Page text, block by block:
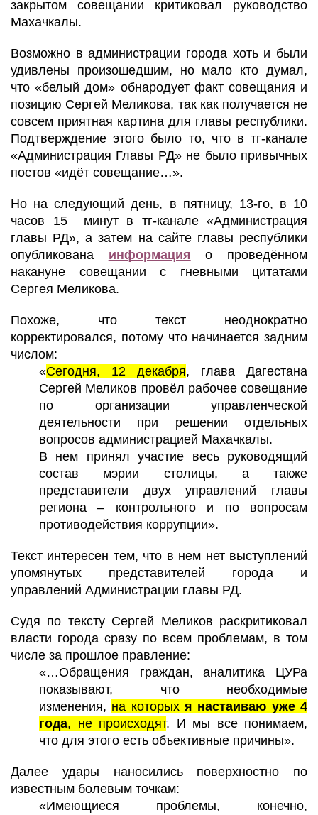
закрытом совещании критиковал руководство
Махачкалы.
Возможно в администрации города хоть и были
удивлены произошедшим, но мало кто думал,
что «белый дом» обнародует факт совещания и
позицию Сергей Меликова, так как получается не
совсем приятная картина для главы республики.
Подтверждение этого было то, что в тг-канале
«Администрация Главы РД» не было привычных
постов «идёт совещание…».
Но на следующий день, в пятницу, 13-го, в 10
часов 15 минут в тг-канале «Администрация
главы РД», а затем на сайте главы республики
опубликована информация о проведённом
накануне совещании с гневными цитатами
Сергея Меликова.
Похоже, что текст неоднократно
корректировался, потому что начинается задним
числом:
«Сегодня, 12 декабря, глава Дагестана
Сергей Меликов провёл рабочее совещание
по организации управленческой
деятельности при решении отдельных
вопросов администрацией Махачкалы.
В нем принял участие весь руководящий
состав мэрии столицы, а также
представители двух управлений главы
региона – контрольного и по вопросам
противодействия коррупции».
Текст интересен тем, что в нем нет выступлений
упомянутых представителей города и
управлений Администрации главы РД.
Судя по тексту Сергей Меликов раскритиковал
власти города сразу по всем проблемам, в том
числе за прошлое правление:
«…Обращения граждан, аналитика ЦУРа
показывают, что необходимые
изменения, на которыхя настаиваю уже 4
года, не происходят. И мы все понимаем,
что для этого есть объективные причины».
Далее удары наносились поверхностно по
известным болевым точкам:
«Имеющиеся проблемы, конечно,